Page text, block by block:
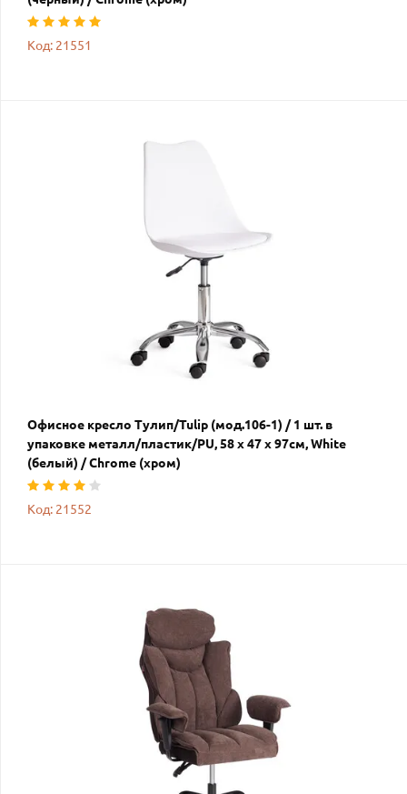
Код: 21551
Офисное кресло Тулип/Tulip (мод.106-1) / 1 шт. в
упаковке металл/пластик/PU, 58 x 47 x 97см, White
(белый) / Chrome (хром)
Код: 21552